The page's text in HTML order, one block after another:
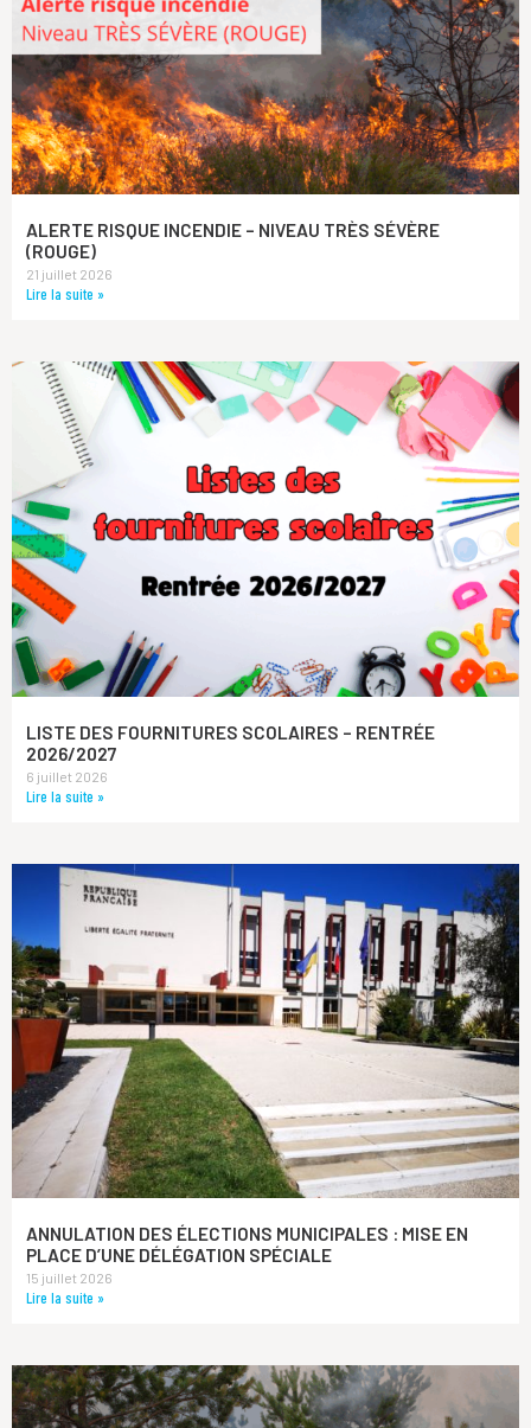
ALERTE RISQUE INCENDIE – NIVEAU TRÈS SÉVÈRE
(ROUGE)
21 juillet 2026
Lire la suite »
LISTE DES FOURNITURES SCOLAIRES – RENTRÉE
2026/2027
6 juillet 2026
Lire la suite »
ANNULATION DES ÉLECTIONS MUNICIPALES : MISE EN
PLACE D’UNE DÉLÉGATION SPÉCIALE
15 juillet 2026
Lire la suite »